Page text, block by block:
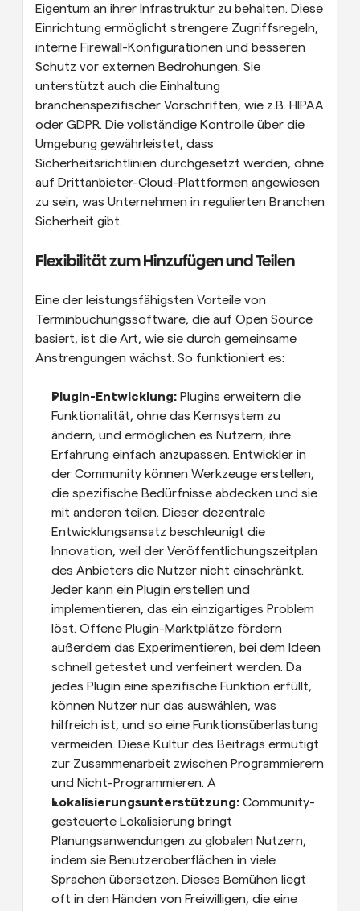
Eigentum an ihrer Infrastruktur zu behalten. Diese
Einrichtung ermöglicht strengere Zugriffsregeln,
interne Firewall-Konfigurationen und besseren
Schutz vor externen Bedrohungen. Sie
unterstützt auch die Einhaltung
branchenspezifischer Vorschriften, wie z.B. HIPAA
oder GDPR. Die vollständige Kontrolle über die
Umgebung gewährleistet, dass
Sicherheitsrichtlinien durchgesetzt werden, ohne
auf Drittanbieter-Cloud-Plattformen angewiesen
zu sein, was Unternehmen in regulierten Branchen
Sicherheit gibt.
Flexibilität zum Hinzufügen und Teilen
Eine der leistungsfähigsten Vorteile von
Terminbuchungssoftware, die auf Open Source
basiert, ist die Art, wie sie durch gemeinsame
Anstrengungen wächst. So funktioniert es:
Plugin-Entwicklung: Plugins erweitern die
Funktionalität, ohne das Kernsystem zu
ändern, und ermöglichen es Nutzern, ihre
Erfahrung einfach anzupassen. Entwickler in
der Community können Werkzeuge erstellen,
die spezifische Bedürfnisse abdecken und sie
mit anderen teilen. Dieser dezentrale
Entwicklungsansatz beschleunigt die
Innovation, weil der Veröffentlichungszeitplan
des Anbieters die Nutzer nicht einschränkt.
Jeder kann ein Plugin erstellen und
implementieren, das ein einzigartiges Problem
löst. Offene Plugin-Marktplätze fördern
außerdem das Experimentieren, bei dem Ideen
schnell getestet und verfeinert werden. Da
jedes Plugin eine spezifische Funktion erfüllt,
können Nutzer nur das auswählen, was
hilfreich ist, und so eine Funktionsüberlastung
vermeiden. Diese Kultur des Beitrags ermutigt
zur Zusammenarbeit zwischen Programmierern
und Nicht-Programmieren. A
Lokalisierungsunterstützung: Community-
gesteuerte Lokalisierung bringt
Planungsanwendungen zu globalen Nutzern,
indem sie Benutzeroberflächen in viele
Sprachen übersetzen. Dieses Bemühen liegt
oft in den Händen von Freiwilligen, die eine